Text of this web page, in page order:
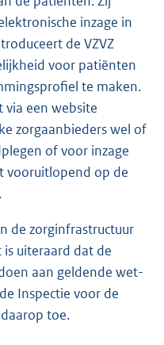
inzage in
de VZVZ
voor patiënten
te maken.
een website
zorgaanbieders wel of
of voor inzage
vooruitlopend op de
de zorginfrastructuur
uiteraard dat de
aan geldende wet-
Inspectie voor de
toe.